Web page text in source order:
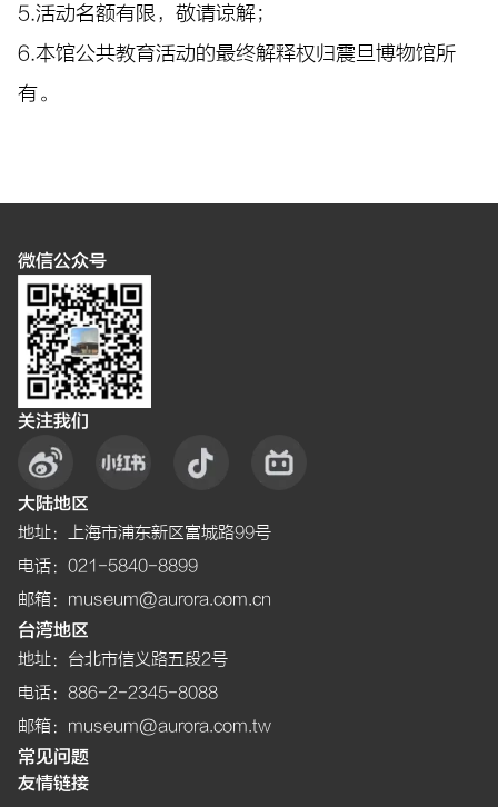
5.活动名额有限，敬请谅解；
6.本馆公共教育活动的最终解释权归震旦博物馆所
有。
微信公众号
关注我们
大陆地区
地址：
上海市浦东新区富城路99号
电话：021-5840-8899
邮箱：museum@aurora.com.cn
台湾地区
地址： 台北市信义路五段2号
电话：886-2-2345-8088
邮箱：museum@aurora.com.tw
常见问题
友情链接